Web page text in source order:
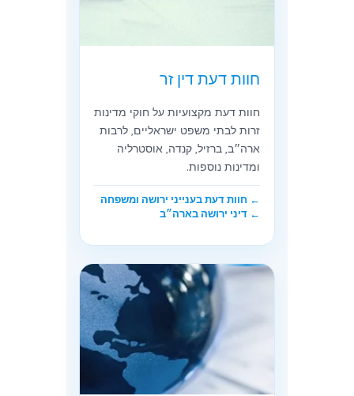
חוות דעת דין זר
חוות דעת מקצועיות על חוקי מדינות
זרות לבתי משפט ישראליים, לרבות
ארה״ב, ברזיל, קנדה, אוסטרליה
ומדינות נוספות.
← חוות דעת בענייני ירושה ומשפחה
← דיני ירושה בארה״ב